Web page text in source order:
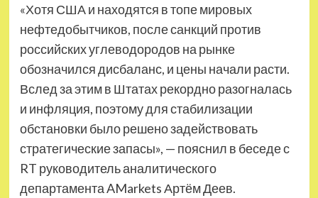
«Хотя США и находятся в топе мировых
нефтедобытчиков, после санкций против
российских углеводородов на рынке
обозначился дисбаланс, и цены начали расти.
Вслед за этим в Штатах рекордно разогналась
и инфляция, поэтому для стабилизации
обстановки было решено задействовать
стратегические запасы», — пояснил в беседе с
RT руководитель аналитического
департамента AMarkets Артём Деев.